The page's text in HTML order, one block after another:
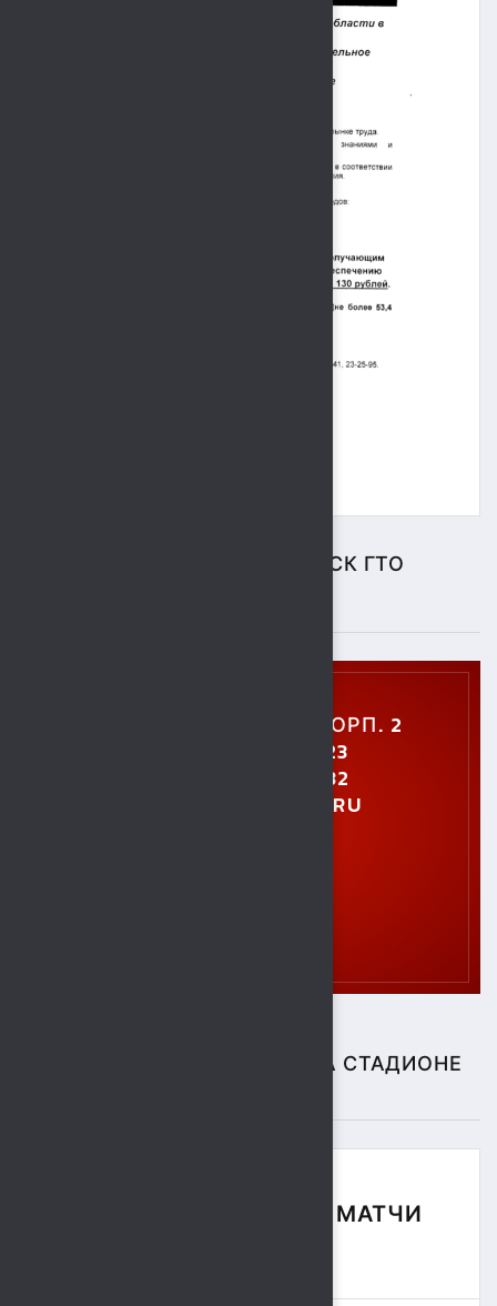
ЦЕНТР ТЕСТИРОВАНИЯ ВФСК ГТО
УЛ. УШИНСКОГО, 5, КОРП. 2
+7 (4742) 48-27-23
+7 (4742) 28-40-32
GTO.SOKOL@MAIL.RU
СПОРТИВНЫЕ СОБЫТИЯ НА СТАДИОНЕ
ФУТБОЛЬНЫЕ МАТЧИ